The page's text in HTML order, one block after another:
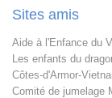
Sites amis
Aide à l'Enfance du
Les enfants du
Côtes-d'Armor-
Comité de jumelage